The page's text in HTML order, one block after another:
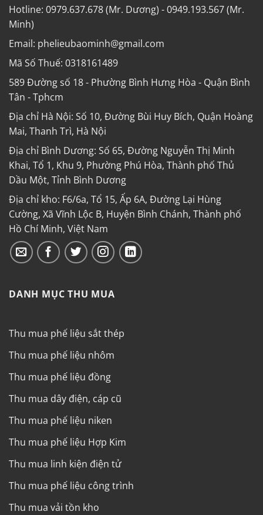
Hotline: 0979.637.678 (Mr. Dương) - 0949.193.567 (Mr.
Minh)
Email: phelieubaominh@gmail.com
Mã Số Thuế: 0318161489
589 Đường số 18 - Phường Bình Hưng Hòa - Quận Bình
Tân - Tphcm
Địa chỉ Hà Nội: Số 10, Đường Bùi Huy Bích, Quận Hoàng
Mai, Thanh Trì, Hà Nội
Địa chỉ Bình Dương: Số 65, Đường Nguyễn Thị Minh
Khai, Tổ 1, Khu 9, Phường Phú Hòa, Thành phố Thủ
Dầu Một, Tỉnh Bình Dương
Địa chỉ kho: F6/6a, Tổ 15, Ấp 6A, Đường Lại Hùng
Cường, Xã Vĩnh Lộc B, Huyện Bình Chánh, Thành phố
Hồ Chí Minh, Việt Nam
DANH MỤC THU MUA
Thu mua phế liệu sắt thép
Thu mua phế liệu nhôm
Thu mua phế liệu đồng
Thu mua dây điện, cáp cũ
Thu mua phế liệu niken
Thu mua phế liệu Hợp Kim
Thu mua linh kiện điện tử
Thu mua phế liệu công trình
Thu mua vải tồn kho